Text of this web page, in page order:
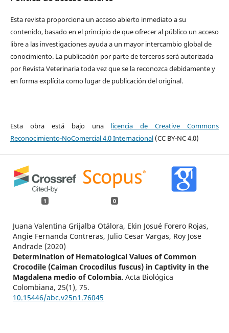
Esta revista proporciona un acceso abierto inmediato a su
contenido, basado en el principio de que ofrecer al público un acceso
libre a las investigaciones ayuda a un mayor intercambio global de
conocimiento. La publicación por parte de terceros será autorizada
por Revista Veterinaria toda vez que se la reconozca debidamente y
en forma explícita como lugar de publicación del original.
Esta obra está bajo una licencia de Creative Commons
Reconocimiento-NoComercial 4.0 Internacional(CC BY-NC 4.0)
1 0
Juana Valentina Grijalba Otálora, Ekin Josué Forero Rojas,
Angie Fernanda Contreras, Julio Cesar Vargas, Roy Jose
Andrade (2020)
Determination of Hematological Values of Common
Crocodile (Caiman Crocodilus fuscus) in Captivity in the
Magdalena medio of Colombia. Acta Biológica
Colombiana, 25(1), 75.
10.15446/abc.v25n1.76045